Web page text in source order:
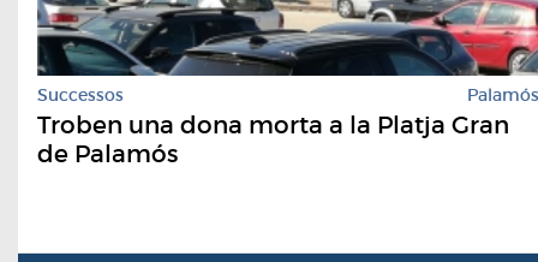
Successos Palamós
Troben una dona morta a la Platja Gran
de Palamós